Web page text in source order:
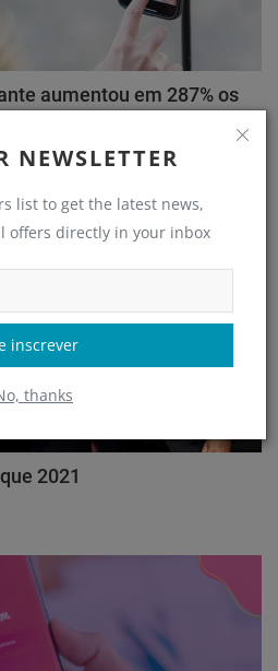
NEWSLETTER
list to get the latest news,
offers directly in your inbox
inscrever
thanks
aumentou em 287% os
2021